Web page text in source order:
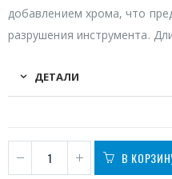
добавлением хрома, что
разрушения инструмента.
ДЕТАЛИ
В